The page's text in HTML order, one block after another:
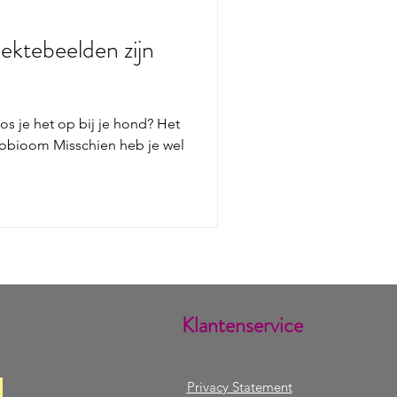
zijn
je het op bij je hond? Het
Misschien heb je wel
Klantenservice
Privacy Statement